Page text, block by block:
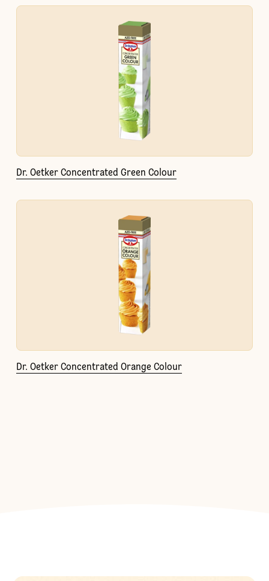
Dr. Oetker Concentrated Green Colour
Dr. Oetker Concentrated Orange Colour